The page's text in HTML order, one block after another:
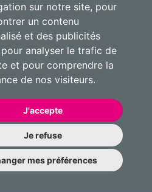
sur notre site, pour
un contenu
et des publicités
analyser le trafic de
et pour comprendre la
de nos visiteurs.
J'accepte
Je refuse
mes préférences